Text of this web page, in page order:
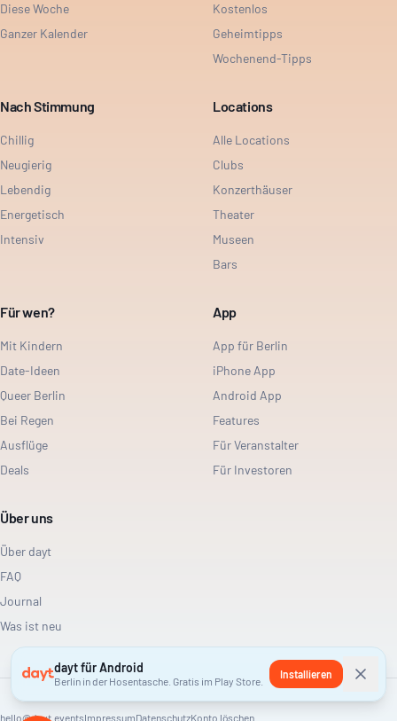
Diese Woche
Ganzer Kalender
Kostenlos
Geheimtipps
Wochenend-Tipps
Nach Stimmung
Chillig
Neugierig
Lebendig
Energetisch
Intensiv
Locations
Alle Locations
Clubs
Konzerthäuser
Theater
Museen
Bars
Für wen?
Mit Kindern
Date-Ideen
Queer Berlin
Bei Regen
Ausflüge
Deals
App
App für Berlin
iPhone App
Android App
Features
Für Veranstalter
Für Investoren
Über uns
Über dayt
FAQ
Journal
Was ist neu
hello@dayt.eventsImpressumDatenschutzKonto löschen
dayt für Android
Berlin in der Hosentasche. Gratis im Play Store.
Installieren